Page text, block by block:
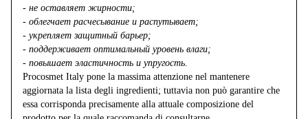
- не оставляет жирности;
- облегчает расчесывание и распутывает;
- укрепляет защитный барьер;
- поддерживает оптимальный уровень влаги;
- повышает эластичность и упругость.
Procosmet Italy pone la massima attenzione nel mantenere
aggiornata la lista degli ingredienti; tuttavia non può garantire che
essa corrisponda precisamente alla attuale composizione del